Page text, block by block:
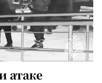
атаке